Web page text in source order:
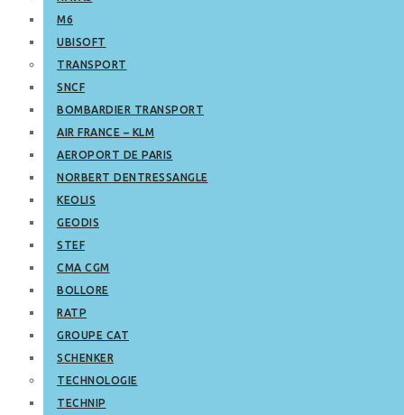
M6
UBISOFT
TRANSPORT
SNCF
BOMBARDIER TRANSPORT
AIR FRANCE – KLM
AEROPORT DE PARIS
NORBERT DENTRESSANGLE
KEOLIS
GEODIS
STEF
CMA CGM
BOLLORE
RATP
GROUPE CAT
SCHENKER
TECHNOLOGIE
TECHNIP